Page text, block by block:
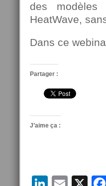
des modèles
HeatWave,
Dans ce
Partager :
J’aime ça :